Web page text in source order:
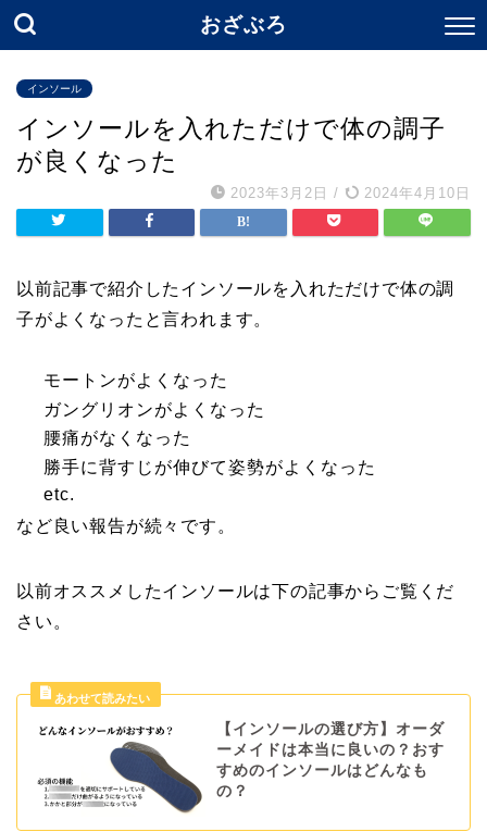
おざぶろ
インソール
インソールを入れただけで体の調子
が良くなった
2023年3月2日 / 2024年4月10日
以前記事で紹介したインソールを入れただけで体の調
子がよくなったと言われます。
モートンがよくなった
ガングリオンがよくなった
腰痛がなくなった
勝手に背すじが伸びて姿勢がよくなった
etc.
など良い報告が続々です。
以前オススメしたインソールは下の記事からご覧くだ
さい。
【インソールの選び方】オーダ
ーメイドは本当に良いの？おす
すめのインソールはどんなも
の？